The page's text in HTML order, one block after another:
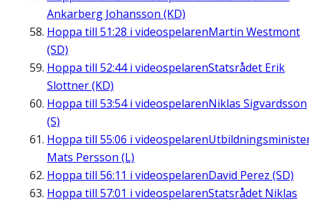
Ankarberg Johansson (KD)
Hoppa till 51:28 i videospelarenMartin Westmont
(SD)
Hoppa till 52:44i videospelarenStatsrådet Erik
Slottner (KD)
Hoppa till 53:54i videospelarenNiklas Sigvardsson
(S)
Hoppa till 55:06 i videospelaren
Mats Persson (L)
Hoppa till 56:11 i videospelarenDavid Perez (SD)
Hoppa till 57:01 i videospelarenStatsrådet Niklas